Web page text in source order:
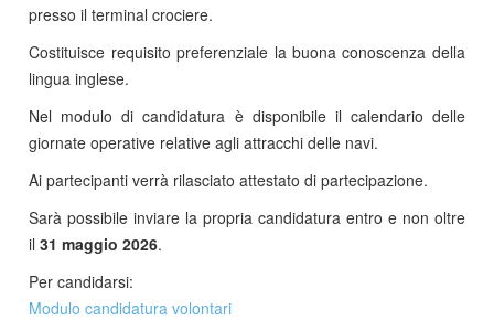
presso il terminal crociere.
Costituisce requisito preferenziale la buona conoscenza della
lingua inglese.
Nel modulo di candidatura è disponibile il calendario delle
giornate operative relative agli attracchi delle navi.
Ai partecipanti verrà rilasciato attestato di partecipazione.
Sarà possibile inviare la propria candidatura entro e non oltre
il31 maggio 2026.
Per candidarsi:
Modulo candidatura volontari